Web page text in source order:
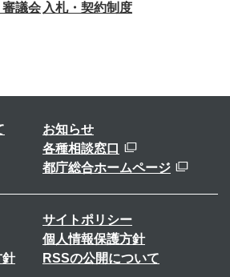
議会 入札・契約制度
お知らせ
各種相談窓口
都庁総合ホームページ
サイトポリシー
個人情報保護方針
針
RSSの公開について